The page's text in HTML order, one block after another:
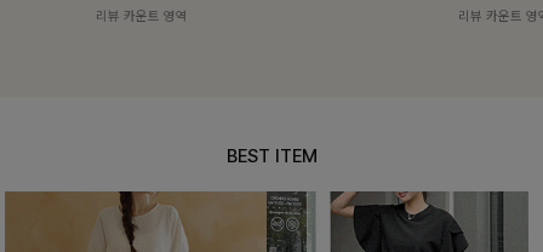
리뷰 카운트 영역 리뷰 카운트 영
BEST ITEM